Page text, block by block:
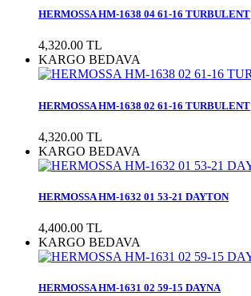
HERMOSSA HM-1638 04 61-16 TURBULENT
4,320.00 TL
KARGO BEDAVA
HERMOSSA HM-1638 02 61-16 TURBULENT
4,320.00 TL
KARGO BEDAVA
HERMOSSA HM-1632 01 53-21 DAYTON
4,400.00 TL
KARGO BEDAVA
HERMOSSA HM-1631 02 59-15 DAYNA